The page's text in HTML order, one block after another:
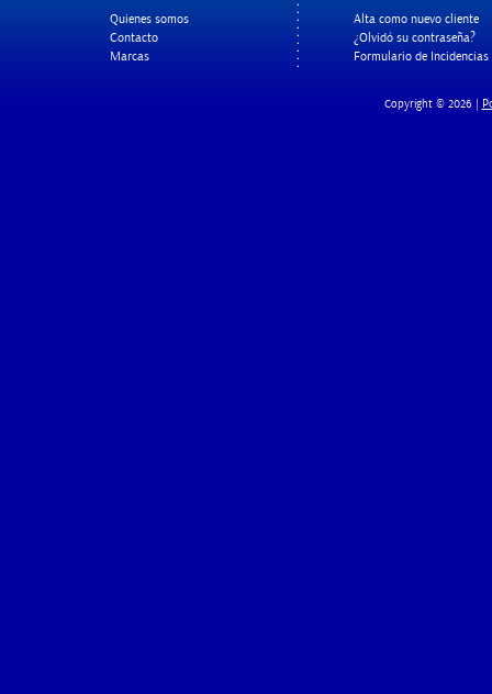
Quienes somos
Contacto
Marcas
Alta como nuevo cliente
¿Olvidó su contraseña?
Formulario de Incidencias
Copyright © 2026 |